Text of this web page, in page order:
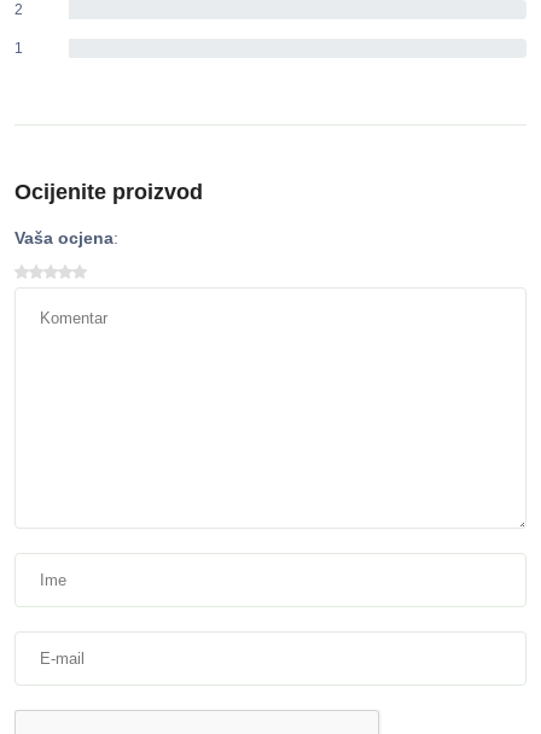
2
1
Ocijenite proizvod
Vaša ocjena: